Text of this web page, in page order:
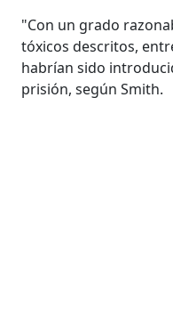
"Con un grado
tóxicos descritos,
habrían sido
prisión, según Smith.